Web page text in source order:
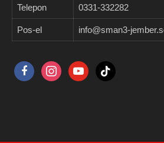
Telepon 0331-332282
Pos-el info@sman3-
facebookinstagramyoutubetiktok